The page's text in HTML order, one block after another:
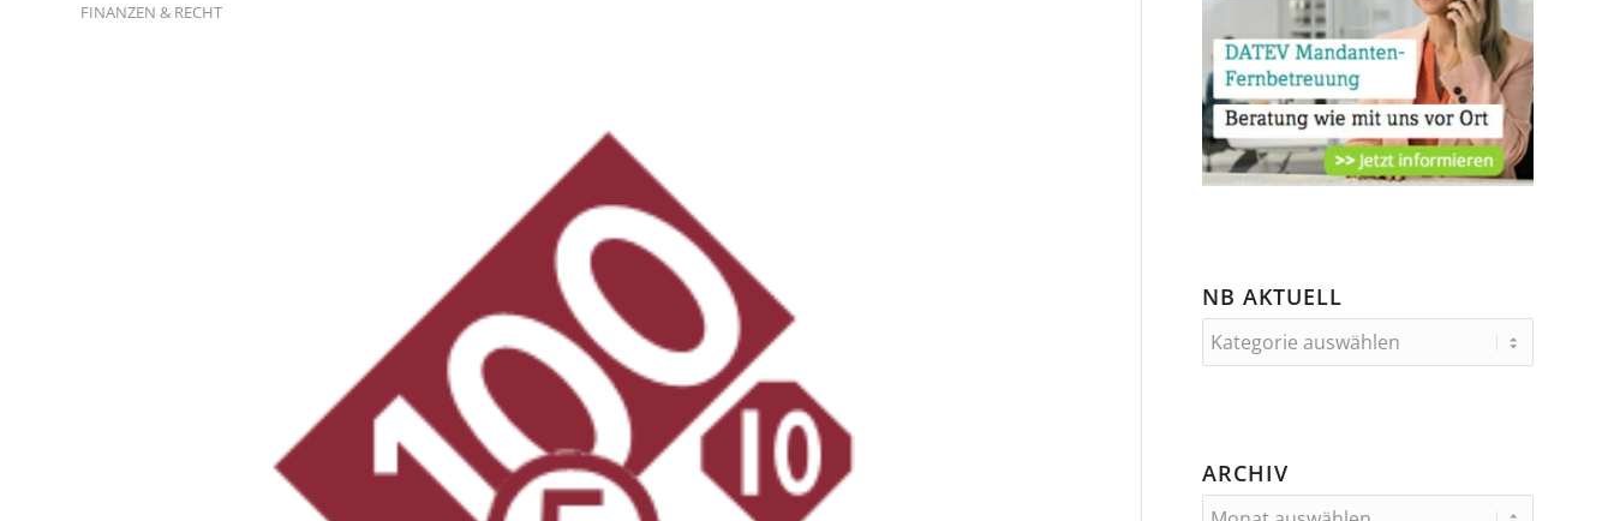
FINANZEN & RECHT
NB AKTUELL
ARCHIV